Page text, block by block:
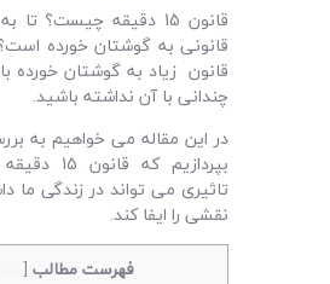
قانون 15 دقیقه چیست؟
قانونی به گوشتان خورده
قانون زیاد به گوشتان خورده
چندانی با آن نداشته باشید.
در این مقاله می خواهیم به
بپردازیم
تاثیری می تواند در زندگی ما
نقشی را ایفا کند.
فهرست مطالب [